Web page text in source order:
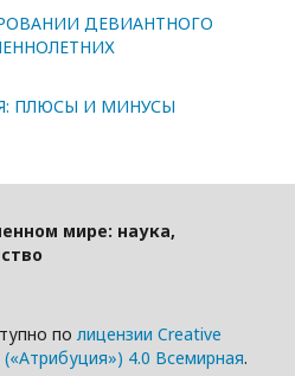
ДЕВИАНТНОГО
ПЛЮСЫ И МИНУСЫ
мире: наука,
по лицензии Creative
4.0 Всемирная.